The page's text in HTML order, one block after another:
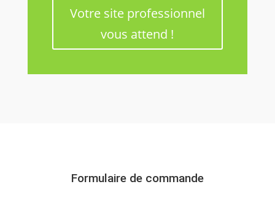
Votre site professionnel
vous attend !
Formulaire de commande